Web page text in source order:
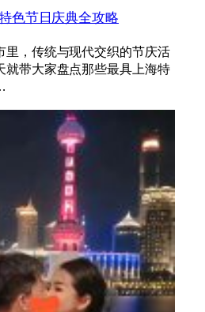
色节日庆典全攻略
里，传统与现代交织的节庆活
就带大家盘点那些最具上海特